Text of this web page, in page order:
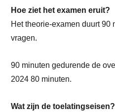
Hoe ziet het examen eruit?
Het theorie-examen duurt 90
vragen.
90 minuten gedurende de
2024 80 minuten.
Wat zijn de toelatingseisen?